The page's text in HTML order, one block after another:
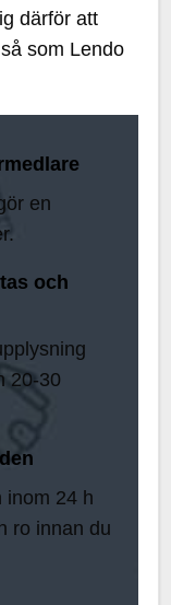
därför att
som Lendo
en
och
20-30
inom 24 h
ro innan du